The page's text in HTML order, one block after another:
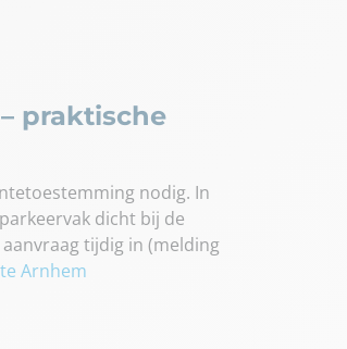
praktische
nodig. In
dicht bij de
tijdig in (melding
Arnhem